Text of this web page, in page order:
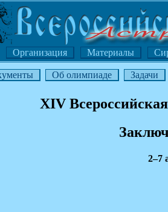
Организация Материалы
Об олимпиаде Задачи
XIV
2–7